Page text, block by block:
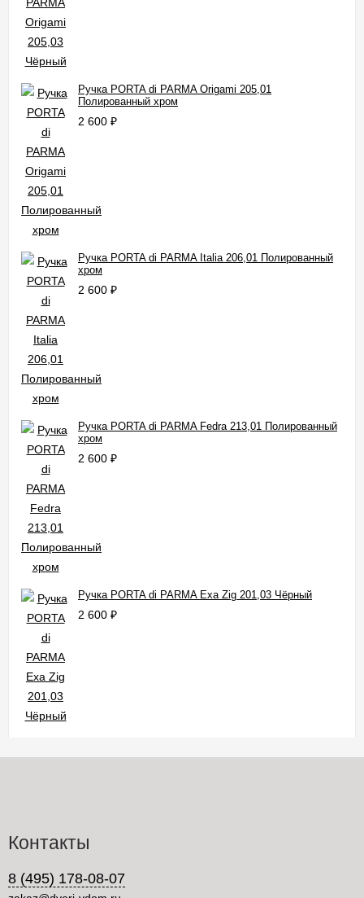
Ручка PORTA di PARMA Origami 205,01
Полированный хром
2 600 ₽
Ручка PORTA di PARMA Italia 206,01 Полированный
хром
2 600 ₽
Ручка PORTA di PARMA Fedra 213,01 Полированный
хром
2 600 ₽
Ручка PORTA di PARMA Exa Zig 201,03 Чёрный
2 600 ₽
Контакты
8 (495) 178-08-07